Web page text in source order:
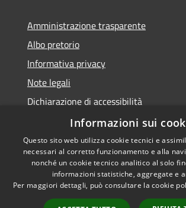
Amministrazione trasparente
Albo pretorio
Informativa privacy
Note legali
Dichiarazione di accessibilità
Meccanismo di Feedback
RSS
Accessibilità
Copyright
Informazioni sui
Questo sito web utilizza cookie tecnici e
necessari al corretto funzionamento e alla
nonché un cookie tecnico analitico al solo
informazioni statistiche, aggregate e
Per maggiori dettagli, può consultare la cookie